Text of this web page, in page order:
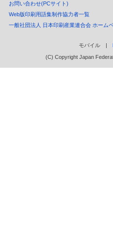
お問い合わせ(PCサイト)
Web版印刷用語集制作協力者一覧
一般社団法人 日本印刷産業連合会 ホーム
モバイル |
(C) Copyright Japan